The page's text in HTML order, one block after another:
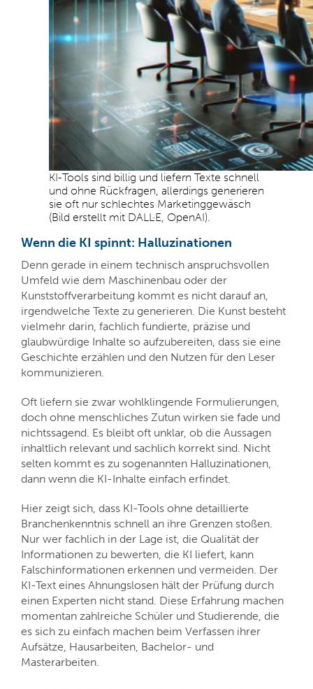
KI-Tools sind billig und liefern Texte schnell
und ohne Rückfragen, allerdings generieren
sie oft nur schlechtes Marketinggewäsch
(Bild erstellt mit DALL·E, OpenAI).
Wenn die KI spinnt: Halluzinationen
Denn gerade in einem technisch anspruchsvollen
Umfeld wie dem Maschinenbau oder der
Kunststoffverarbeitung kommt es nicht darauf an,
irgendwelche Texte zu generieren. Die Kunst besteht
vielmehr darin, fachlich fundierte, präzise und
glaubwürdige Inhalte so aufzubereiten, dass sie eine
Geschichte erzählen und den Nutzen für den Leser
kommunizieren.
Oft liefern sie zwar wohlklingende Formulierungen,
doch ohne menschliches Zutun wirken sie fade und
nichtssagend. Es bleibt oft unklar, ob die Aussagen
inhaltlich relevant und sachlich korrekt sind. Nicht
selten kommt es zu sogenannten Halluzinationen,
dann wenn die KI-Inhalte einfach erfindet.
Hier zeigt sich, dass KI-Tools ohne detaillierte
Branchenkenntnis schnell an ihre Grenzen stoßen.
Nur wer fachlich in der Lage ist, die Qualität der
Informationen zu bewerten, die KI liefert, kann
Falschinformationen erkennen und vermeiden. Der
KI-Text eines Ahnungslosen hält der Prüfung durch
einen Experten nicht stand. Diese Erfahrung machen
momentan zahlreiche Schüler und Studierende, die
es sich zu einfach machen beim Verfassen ihrer
Aufsätze, Hausarbeiten, Bachelor- und
Masterarbeiten.